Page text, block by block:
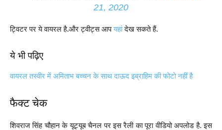
21, 2020
ट्विटर पर ये वायरल है.और ट्वीट्स आपयहांदेख सकते हैं.
ये भी पढ़िए
वायरल तस्वीर में अमिताभ बच्चन के साथ दाऊद इब्राहिम की फोटो नहीं है
फैक्ट चेक
शिवराज सिंह चौहान के यूट्यूब चैनल पर इस रैली का पूरा वीडियो अपलोड है. इस